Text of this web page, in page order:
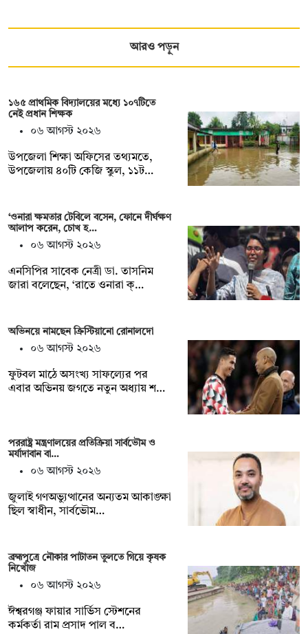
আরও পড়ুন
১৬৫ প্রাথমিক বিদ্যালয়ের মধ্যে ১০৭টিতে
নেই প্রধান শিক্ষক
০৬ আগস্ট ২০২৬
উপজেলা শিক্ষা অফিসের তথ্যমতে,
উপজেলায় ৪০টি কেজি স্কুল, ১১ট…
‘ওনারা ক্ষমতার টেবিলে বসেন, ফোনে দীর্ঘক্ষণ
আলাপ করেন, চোখ হ…
০৬ আগস্ট ২০২৬
এনসিপির সাবেক নেত্রী ডা. তাসনিম
জারা বলেছেন, ‘রাতে ওনারা ক্…
অভিনয়ে নামছেন ক্রিস্টিয়ানো রোনালদো
০৬ আগস্ট ২০২৬
ফুটবল মাঠে অসংখ্য সাফল্যের পর
এবার অভিনয় জগতে নতুন অধ্যায় শ…
পররাষ্ট্র মন্ত্রণালয়ের প্রতিক্রিয়া সার্বভৌম ও
মর্যাদাবান বা…
০৬ আগস্ট ২০২৬
জুলাই গণঅভ্যুত্থানের অন্যতম আকাঙ্ক্ষা
ছিল স্বাধীন, সার্বভৌম…
ব্রহ্মপুত্রে নৌকার পাটাতন তুলতে গিয়ে কৃষক
নিখোঁজ
০৬ আগস্ট ২০২৬
ঈশ্বরগঞ্জ ফায়ার সার্ভিস স্টেশনের
কর্মকর্তা রাম প্রসাদ পাল ব…